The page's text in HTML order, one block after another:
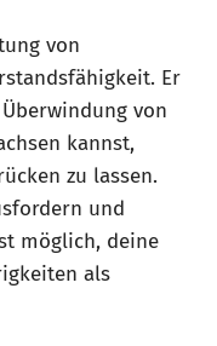
von
Er
von
kannst,
zu lassen.
und
möglich, deine
als